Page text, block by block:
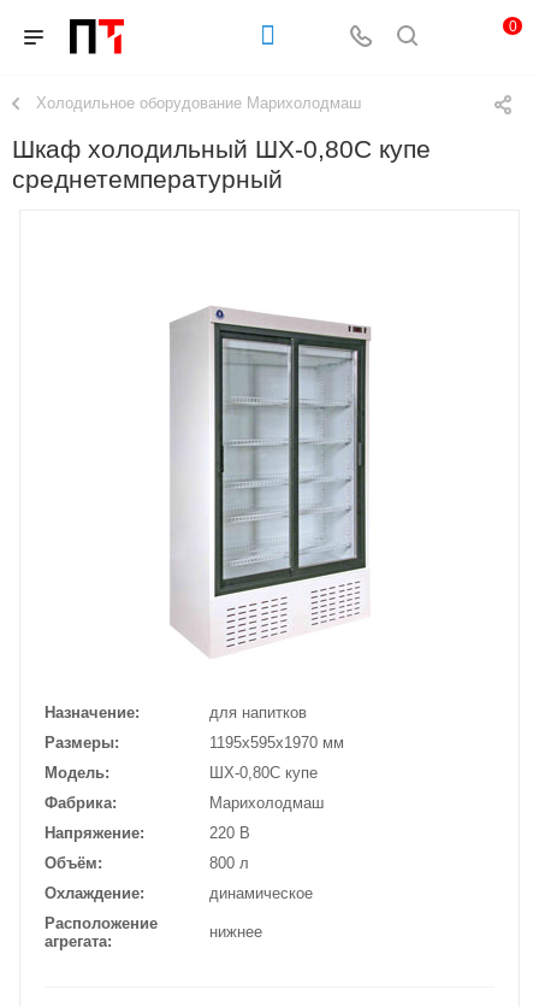
0
Холодильное оборудование Марихолодмаш
Шкаф холодильный ШХ-0,80С купе
среднетемпературный
Назначение
для напитков
Размеры
1195х595х1970 мм
Модель
ШХ-0,80С купе
Фабрика
Марихолодмаш
Напряжение
220 В
Объём
800 л
Охлаждение
динамическое
Расположение
агрегата
нижнее